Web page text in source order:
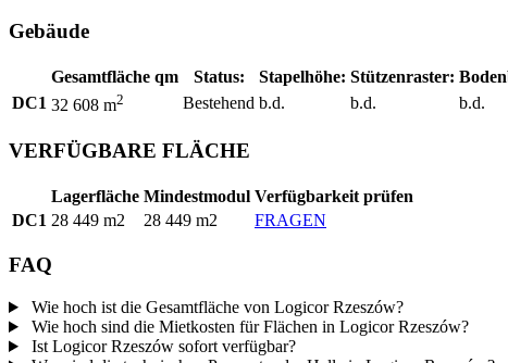
Gebäude
Gesamtfläche qm Status: Stapelhöhe: Stützenraster:
DC1 32 608 m2 Bestehend b.d. b.d. b.d.
VERFÜGBARE FLÄCHE
Lagerfläche Mindestmodul Verfügbarkeit prüfen
DC1 28 449 m2 28 449 m2 FRAGEN
FAQ
Wie hoch ist die Gesamtfläche von Logicor Rzeszów?
Wie hoch sind die Mietkosten für Flächen in Logicor Rzeszów?
Ist Logicor Rzeszów sofort verfügbar?